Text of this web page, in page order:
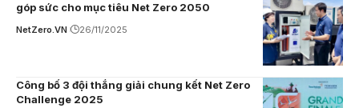
góp sức cho mục tiêu Net Zero 2050
NetZero.VN 26/11/2025
Công bố 3 đội thắng giải chung kết Net Zero
Challenge 2025